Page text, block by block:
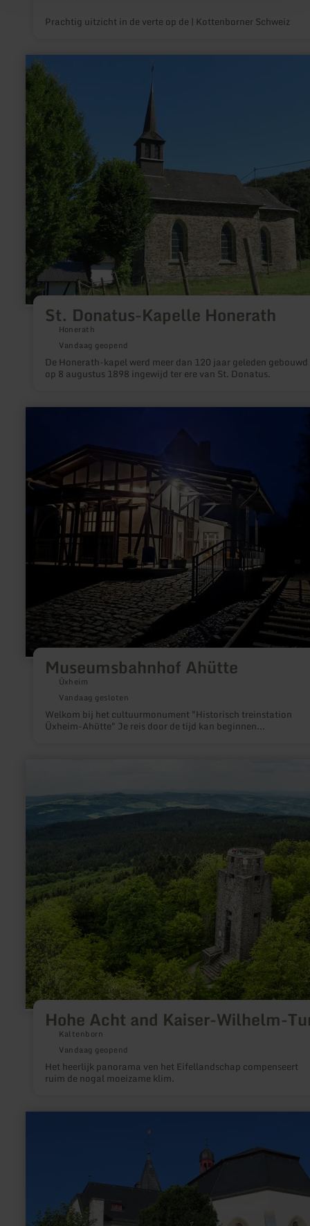
Prachtig uitzicht in de verte op de | Kottenborner Schweiz
St. Donatus-Kapelle Honerath
Honerath
Vandaag geopend
De Honerath-kapel werd meer dan 120 jaar geleden gebouwd
op 8 augustus 1898 ingewijd ter ere van St. Donatus.
meer
informatie
over:
St.
Donatus-
Kapelle
Honerath
Museumsbahnhof Ahütte
Üxheim
Vandaag gesloten
Welkom bij het cultuurmonument "Historisch treinstation
Üxheim-Ahütte" Je reis door de tijd kan beginnen...
Museumsbahnhof
Hohe Acht and Kaiser-Wilhelm-
Kaltenborn
Vandaag geopend
Het heerlijk panorama ven het Eifellandschap compenseert
ruim de nogal moeizame klim.
Hohe
Acht
Baptist
Adenau